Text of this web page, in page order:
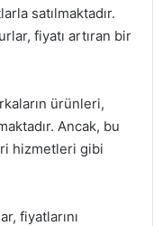
satılmaktadır.
fiyatı artıran bir
ürünleri,
Ancak, bu
hizmetleri gibi
fiyatlarını